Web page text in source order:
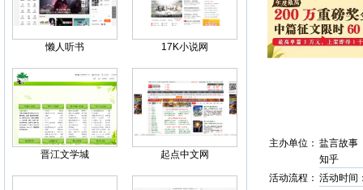
懒人听书 17K小说网
晋江文学城 起点中文网
主办单位： 盐言故事
知乎
活动流程： 活动时间